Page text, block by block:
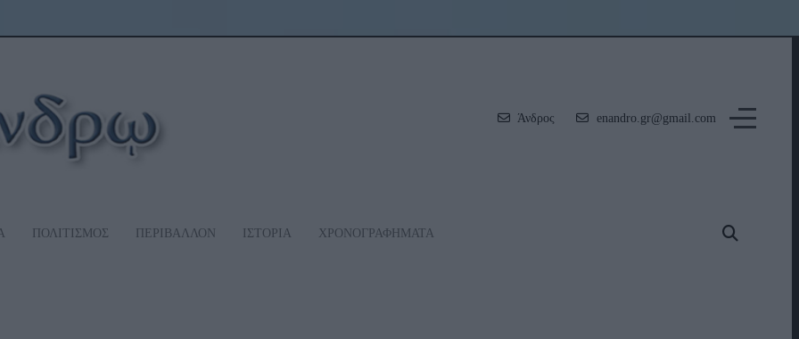
Άνδρος enandro.gr@gmail.com
ΠΟΛΙΤΙΣΜΟΣ ΠΕΡΙΒΑΛΛΟΝ ΙΣΤΟΡΙΑ ΧΡΟΝΟΓΡΑΦΗΜΑΤΑ